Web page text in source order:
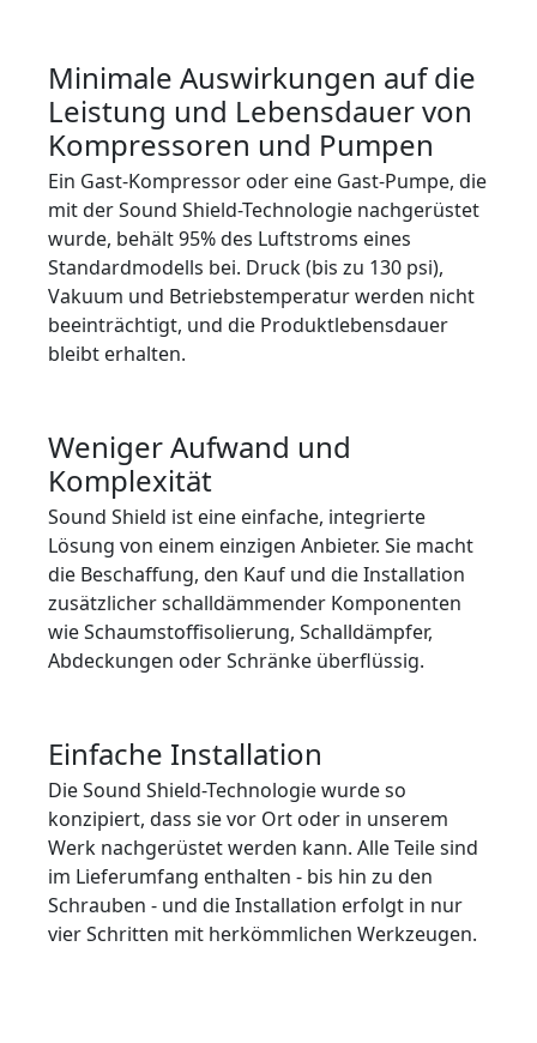
Minimale Auswirkungen auf die
Leistung und Lebensdauer von
Kompressoren und Pumpen
Ein Gast-Kompressor oder eine Gast-Pumpe, die
mit der Sound Shield-Technologie nachgerüstet
wurde, behält 95% des Luftstroms eines
Standardmodells bei. Druck (bis zu 130 psi),
Vakuum und Betriebstemperatur werden nicht
beeinträchtigt, und die Produktlebensdauer
bleibt erhalten.
Weniger Aufwand und
Komplexität
Sound Shield ist eine einfache, integrierte
Lösung von einem einzigen Anbieter. Sie macht
die Beschaffung, den Kauf und die Installation
zusätzlicher schalldämmender Komponenten
wie Schaumstoffisolierung, Schalldämpfer,
Abdeckungen oder Schränke überflüssig.
Einfache Installation
Die Sound Shield-Technologie wurde so
konzipiert, dass sie vor Ort oder in unserem
Werk nachgerüstet werden kann. Alle Teile sind
im Lieferumfang enthalten - bis hin zu den
Schrauben - und die Installation erfolgt in nur
vier Schritten mit herkömmlichen Werkzeugen.